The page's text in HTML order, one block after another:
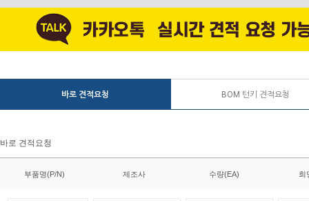
바로 견적요청 BOM 턴키 견적요청
바로 견적요청
부품명(P/N) 제조사 수량(EA) 희